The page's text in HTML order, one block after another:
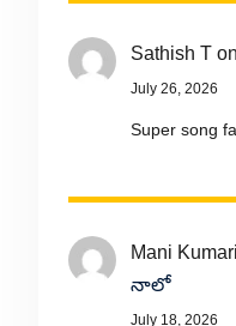
Sathish Ton
July 26, 2026
Super song
Mani Kumari
నాలో
July 18, 2026